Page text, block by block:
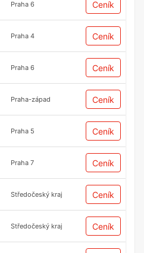
Praha 6 Ceník
Praha 4 Ceník
Praha 6 Ceník
Praha-západ Ceník
Praha 5 Ceník
Praha 7 Ceník
Středočeský kraj Ceník
Středočeský kraj Ceník